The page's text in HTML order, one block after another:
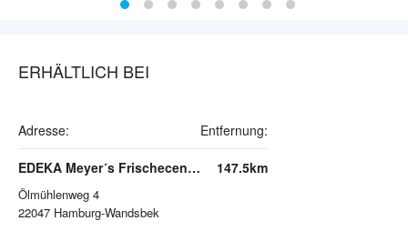
ERHÄLTLICH BEI
Adresse: Entfernung:
EDEKA Meyer´s Frischecenter
Ölmühlenweg 4
22047 Hamburg-Wandsbek
147.5km